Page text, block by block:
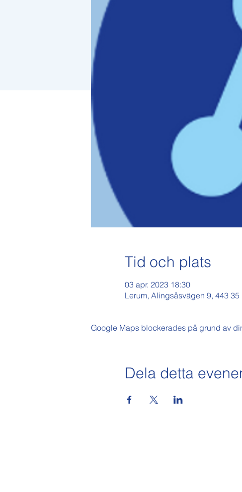
Tid och plats
03 apr. 2023 18:30
Lerum, Alingsåsvägen 9, 443 35
Google Maps blockerades på grund av
Dela detta